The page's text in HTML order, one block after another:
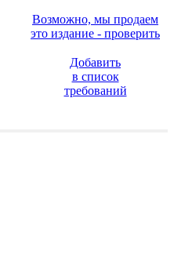
Возможно, мы продаем
это издание - проверить
Добавить
в список
требований